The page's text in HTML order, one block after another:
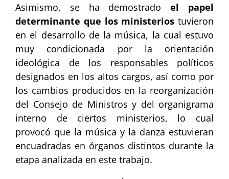
Asimismo, se ha demostradoel papel
determinante que los ministerios tuvieron
en el desarrollo de la música, la cual estuvo
muy condicionada por la orientación
ideológica de los responsables políticos
designados en los altos cargos, así como por
los cambios producidos en la reorganización
del Consejo de Ministros y del organigrama
interno de ciertos ministerios, lo cual
provocó que la música y la danza estuvieran
encuadradas en órganos distintos durante la
etapa analizada en este trabajo.